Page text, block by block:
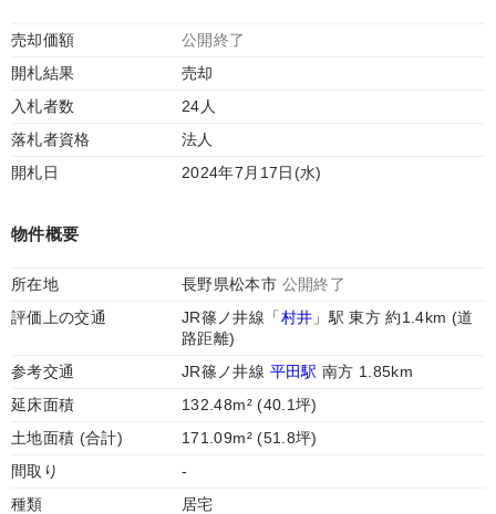
売却価額
公開終了
開札結果
売却
入札者数
24人
落札者資格
法人
開札日
2024年7月17日(水)
物件概要
所在地 長野県松本市 公開終了
評価上の交通
JR篠ノ井線「村井 」駅 東方 約1.4km (道
路距離)
参考交通
JR篠ノ井線 平田駅 南方 1.85km
延床面積
132.48m² (40.1坪)
土地面積 (合計)
171.09m² (51.8坪)
間取り
-
種類
居宅